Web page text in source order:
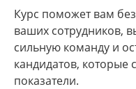
Курс поможет вам
ваших сотрудников,
сильную команду и
кандидатов, которые
показатели.